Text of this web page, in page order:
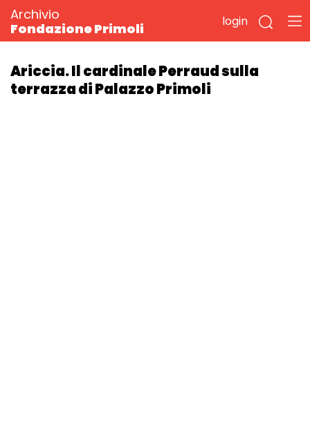
Archivio
Fondazione Primoli
login
Ariccia. Il cardinale Perraud sulla
terrazza di Palazzo Primoli